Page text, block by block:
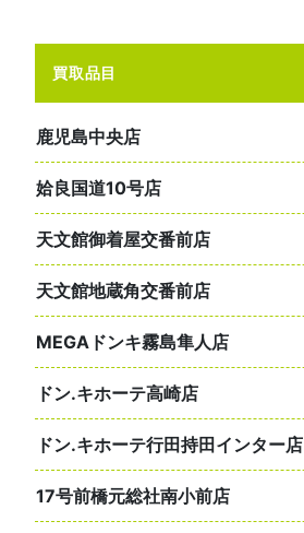
買取品目
鹿児島中央店
姶良国道10号店
天文館御着屋交番前店
天文館地蔵角交番前店
MEGAドンキ霧島隼人店
ドン.キホーテ高崎店
ドン.キホーテ行田持田インター店
17号前橋元総社南小前店